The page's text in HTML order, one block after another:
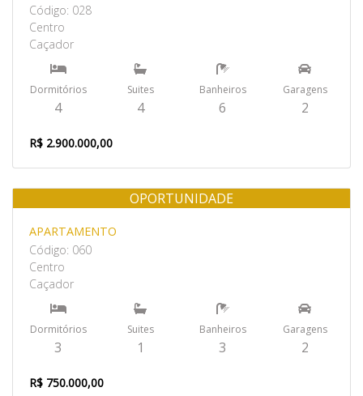
Código: 028
Centro
Caçador
Dormitórios
4
Suites
4
Banheiros
6
Garagens
2
R$ 2.900.000,00
Venda
OPORTUNIDADE
APARTAMENTO
Código: 060
Centro
Caçador
Dormitórios
3
Suites
1
Banheiros
3
Garagens
2
R$ 750.000,00